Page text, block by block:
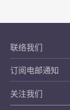
联络我们
订阅电邮通知
关注我们